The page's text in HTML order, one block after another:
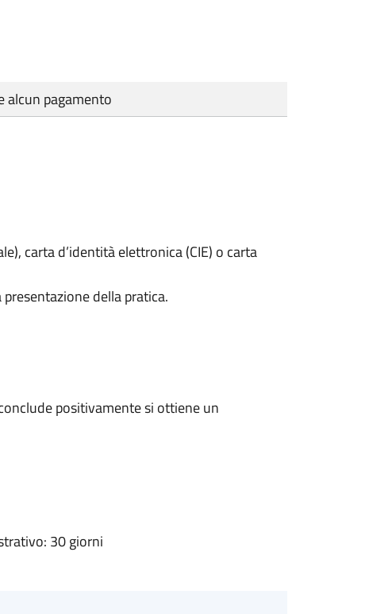
alcun pagamento
carta d’identità elettronica (CIE) o carta
della pratica.
positivamente si ottiene un
30 giorni